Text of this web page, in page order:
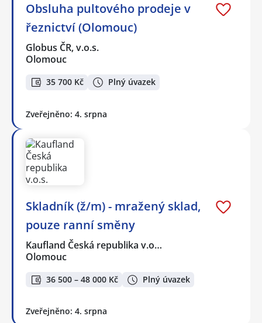
Obsluha pultového prodeje v
řeznictví (Olomouc)
Globus ČR, v.o.s.
Olomouc
35 700 Kč Plný úvazek
Zveřejněno: 4. srpna
Skladník (ž/m) - mražený sklad,
pouze ranní směny
Kaufland Česká republika v.o…
Olomouc
36 500 – 48 000 Kč Plný úvazek
Zveřejněno: 4. srpna